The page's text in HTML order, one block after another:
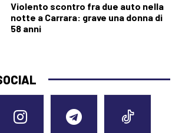
Violento scontro fra due auto nella
notte a Carrara: grave una donna di
58 anni